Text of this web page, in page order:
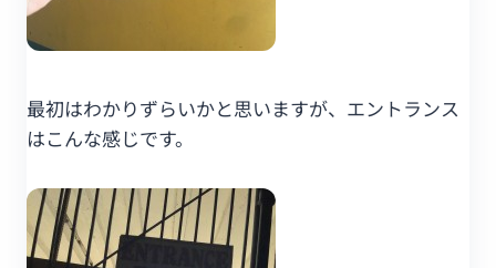
最初はわかりずらいかと思いますが、エントランス
はこんな感じです。